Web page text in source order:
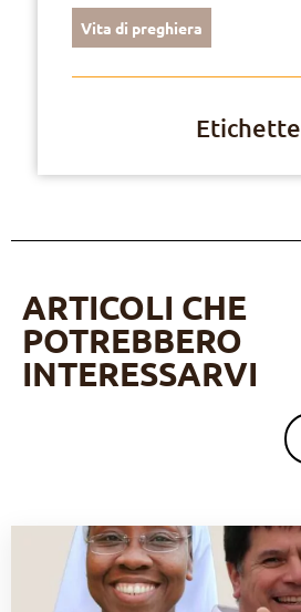
Vita di preghiera
Etichette
ARTICOLI CHE
POTREBBERO
INTERESSARVI